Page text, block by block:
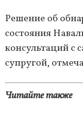
Решение об
состояния
консультаций с
супругой,
Читайте также